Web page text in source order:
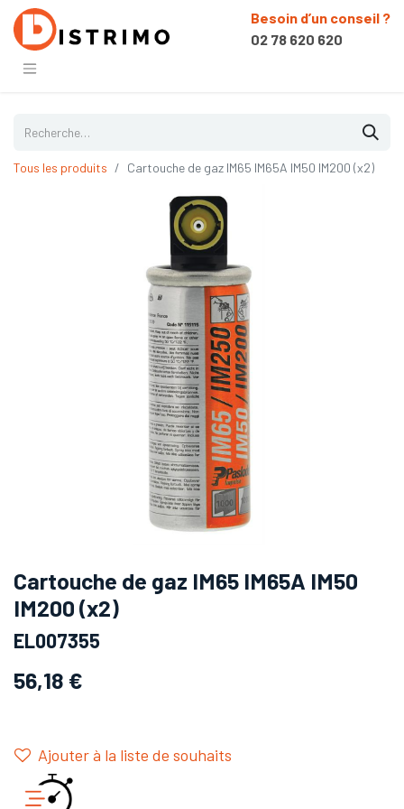
Besoin d’un conseil ?
02 78 620 620
Tous les produits Cartouche de gaz IM65 IM65A IM50 IM200 (x2)
Cartouche de gaz IM65 IM65A IM50
IM200 (x2)
EL007355
56,18 €
Ajouter à la liste de souhaits